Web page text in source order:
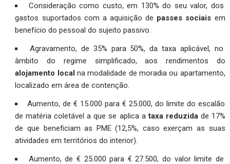
Consideração como custo, em 130% do seu valor, dos
gastos suportados com a aquisição de passes sociais em
benefício do pessoal do sujeito passivo.
Agravamento, de 35% para 50%, da taxa aplicável, no
âmbito do regime simplificado, aos rendimentos do
alojamento localna modalidade de moradia ou apartamento,
localizado em área de contenção.
Aumento, de € 15.000 para € 25.000, do limite do escalão
de matéria coletável a que se aplica ataxa reduzidade 17%
de que beneficiam as PME (12,5%, caso exerçam as suas
atividades em territórios do interior).
Aumento, de € 25.000 para € 27.500, do valor limite de